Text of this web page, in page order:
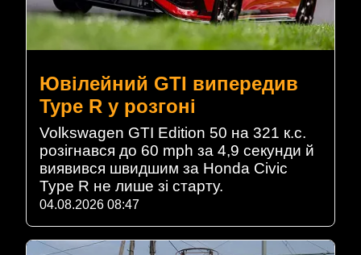
Ювілейний GTI випередив
Type R у розгоні
Volkswagen GTI Edition 50 на 321 к.с.
розігнався до 60 mph за 4,9 секунди й
виявився швидшим за Honda Civic
Type R не лише зі старту.
04.08.2026 08:47